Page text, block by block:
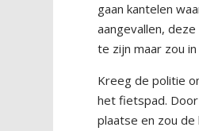
gaan kantelen
aangevallen,
te zijn maar zou
Kreeg de politie
het fietspad.
plaatse en zou